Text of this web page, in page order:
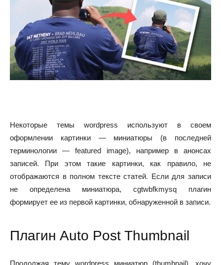
Некоторые темы wordpress используют в своем
оформлении картинки — миниатюры (в последней
терминологии — featured image), например в анонсах
записей. При этом такие картинки, как правило, не
отображаются в полном тексте статей. Если для записи
не определена миниатюра, cgtwbfkmysq плагин
формирует ее из первой картинки, обнаруженной в записи.
Плагин Auto Post Thumbnail
Продолжая тему wordpress миниатюр (thumbnail), хочу